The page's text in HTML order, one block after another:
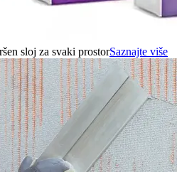
sloj za svaki prostorSaznajte više